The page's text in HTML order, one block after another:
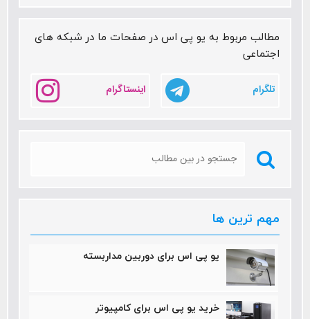
اشاره خواهیم کرد
مطالب مربوط به یو پی اس در صفحات ما در شبکه های
اجتماعی
تلگرام اینستاگرام
مهم ترین ها
یو پی اس برای دوربین مداربسته
خرید یو پی اس برای کامپیوتر